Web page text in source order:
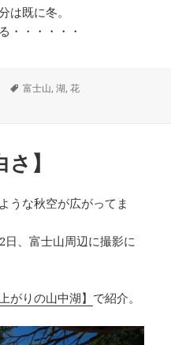
は既に冬。
・・・・・・
タ
富士山,湖,花
】
うな秋空が広がってま
、富士山周辺に撮影に
がりの山中湖】 で紹介。